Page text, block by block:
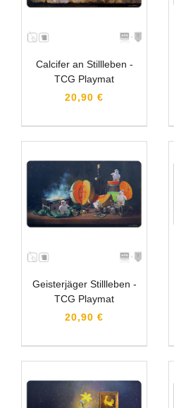
Calcifer an Stillleben -
TCG Playmat
20,90 €
Geisterjäger Stillleben -
TCG Playmat
20,90 €